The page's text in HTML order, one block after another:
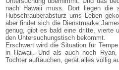
nach Hawaii muss. Dort liegen die
Hubschrauberabsturz ums Leben
aber findet sich die Dienstmarke
genug, gibt es bald eine dritte, vierte
den Untersuchungstisch bekommt.
Erschwert wird die Situation für
in Hawaii. Und als auch noch Ryan,
Tochter auftauchen, gerät alles völlig